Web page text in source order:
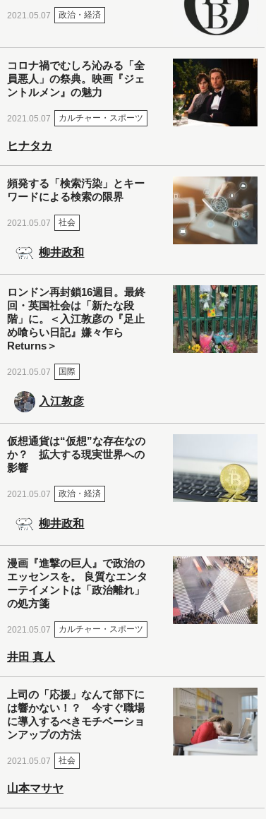
2021.05.07 政治・経済
コロナ禍でむしろ沁みる「全
員悪人」の祭典。映画『ジェ
ントルメン』の魅力
2021.05.07 カルチャー・スポーツ
ヒナタカ
頻発する「検索汚染」とキー
ワードによる検索の限界
2021.05.07 社会
柳井政和
ロンドン再封鎖16週目。最終
回・英国社会は「新たな段
階」に。＜入江敦彦の『足止
め喰らい日記』嫌々乍ら
Returns＞
2021.05.07 国際
入江敦彦
仮想通貨は“仮想”な存在なの
か？ 拡大する現実世界への
影響
2021.05.07 政治・経済
柳井政和
漫画『進撃の巨人』で政治の
エッセンスを。 良質なエンタ
ーテイメントは「政治離れ」
の処方箋
2021.05.07 カルチャー・スポーツ
井田 真人
上司の「応援」なんて部下に
は響かない！？ 今すぐ職場
に導入するべきモチベーショ
ンアップの方法
2021.05.07 社会
山本マサヤ